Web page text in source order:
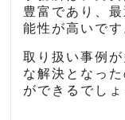
豊富であり、
能性が高いです
取り扱い事例
な解決となっ
ができるでしょ